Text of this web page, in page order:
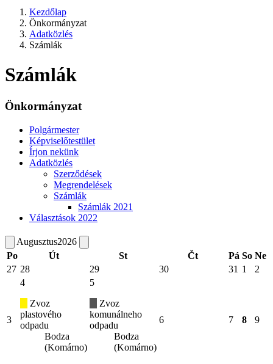
Kezdőlap
Önkormányzat
Adatközlés
Számlák
Számlák
Önkormányzat
Polgármester
Képviselőtestület
Írjon nekünk
Adatközlés
Szerződések
Megrendelések
Számlák
Számlák 2021
Választások 2022
Augusztus2026
Po
Út St Čt Pá So Ne
27 28 29 30 31 1 2
3
4
Zvoz
plastového
odpadu
Bodza
(Komárno)
5
Zvoz
komunálneho
odpadu
Bodza
(Komárno)
6 7 8 9